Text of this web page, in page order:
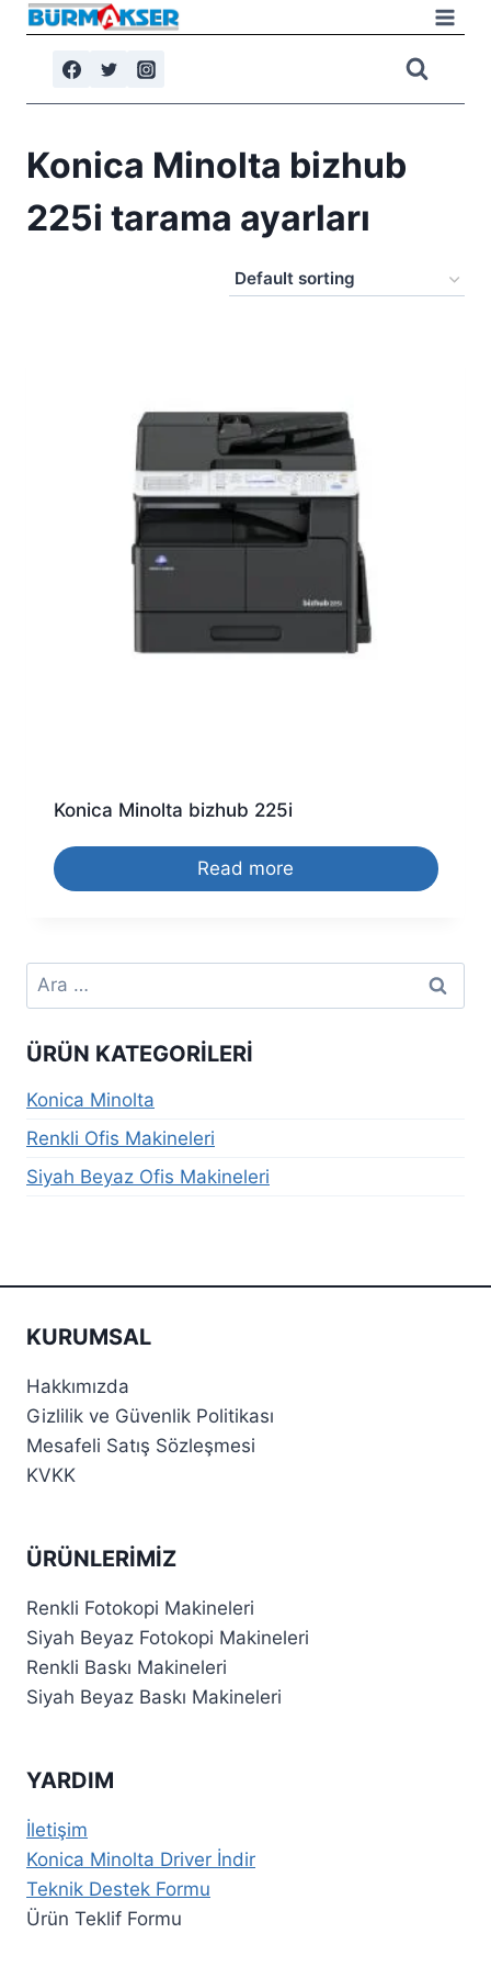
Skip
content
Konica Minolta bizhub
225i tarama ayarları
Konica Minolta bizhub 225i
Read more
Arama:
ÜRÜN KATEGORILERI
Konica Minolta
Renkli Ofis Makineleri
Siyah Beyaz Ofis Makineleri
KURUMSAL
Hakkımızda
Gizlilik ve Güvenlik Politikası
Mesafeli Satış Sözleşmesi
KVKK
ÜRÜNLERIMIZ
Renkli Fotokopi Makineleri
Siyah Beyaz Fotokopi Makineleri
Renkli Baskı Makineleri
Siyah Beyaz Baskı Makineleri
YARDIM
İletişim
Konica Minolta Driver İndir
Teknik Destek Formu
Ürün Teklif Formu